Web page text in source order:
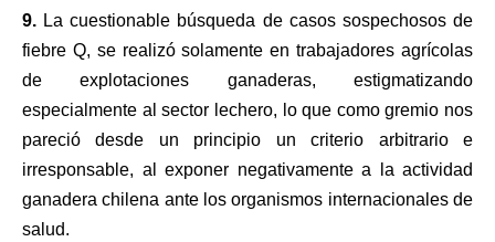
9. La cuestionable búsqueda de casos sospechosos de
fiebre Q, se realizó solamente en trabajadores agrícolas
de explotaciones ganaderas, estigmatizando
especialmente al sector lechero, lo que como gremio nos
pareció desde un principio un criterio arbitrario e
irresponsable, al exponer negativamente a la actividad
ganadera chilena ante los organismos internacionales de
salud.